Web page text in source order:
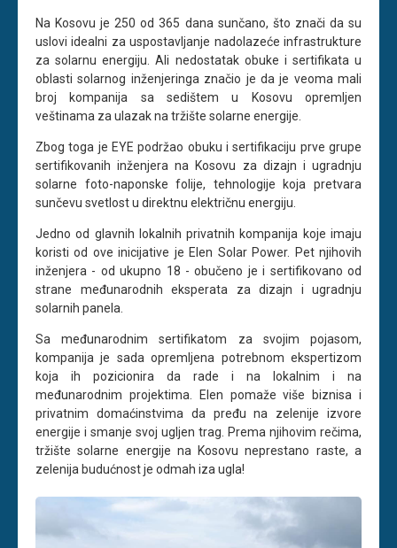
Na Kosovu je 250 od 365 dana sunčano, što znači da su
uslovi idealni za uspostavljanje nadolazeće infrastrukture
za solarnu energiju. Ali nedostatak obuke i sertifikata u
oblasti solarnog inženjeringa značio je da je veoma mali
broj kompanija sa sedištem u Kosovu opremljen
veštinama za ulazak na tržište solarne energije.
Zbog toga je EYE podržao obuku i sertifikaciju prve grupe
sertifikovanih inženjera na Kosovu za dizajn i ugradnju
solarne foto-naponske folije, tehnologije koja pretvara
sunčevu svetlost u direktnu električnu energiju.
Jedno od glavnih lokalnih privatnih kompanija koje imaju
koristi od ove inicijative je Elen Solar Power. Pet njihovih
inženjera - od ukupno 18 - obučeno je i sertifikovano od
strane međunarodnih eksperata za dizajn i ugradnju
solarnih panela.
Sa međunarodnim sertifikatom za svojim pojasom,
kompanija je sada opremljena potrebnom ekspertizom
koja ih pozicionira da rade i na lokalnim i na
međunarodnim projektima. Elen pomaže više biznisa i
privatnim domaćinstvima da pređu na zelenije izvore
energije i smanje svoj ugljen trag. Prema njihovim rečima,
tržište solarne energije na Kosovu neprestano raste, a
zelenija budućnost je odmah iza ugla!